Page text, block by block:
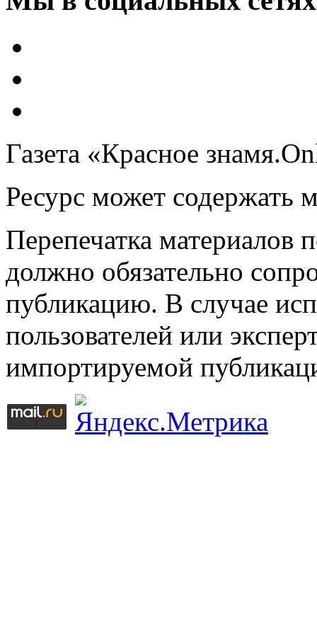
Газета «Красное
Ресурс может содержать
Перепечатка материалов
должно обязательно
публикацию. В случае
пользователей или
импортируемой